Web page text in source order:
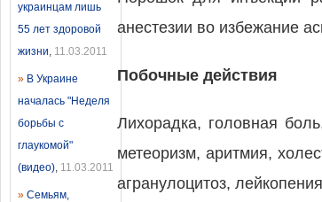
украинцам лишь
55 лет здоровой
жизни, 11.03.2011
» В Украине
началась "Неделя
борьбы с
глаукомой"
(видео), 11.03.2011
» Семьям,
анестезии во избежание
Побочные действия
Лихорадка, головная
метеоризм, аритмия,
агранулоцитоз,